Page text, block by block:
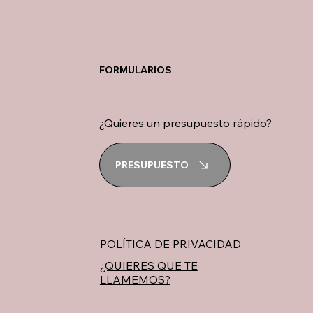
FORMULARIOS
¿Quieres un presupuesto rápido?
PRESUPUESTO
POLÍTICA DE PRIVACIDAD
¿QUIERES QUE TE
LLAMEMOS?